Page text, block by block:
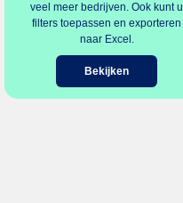
veel meer bedrijven. Ook kunt u
filters toepassen en exporteren
naar Excel.
Bekijken